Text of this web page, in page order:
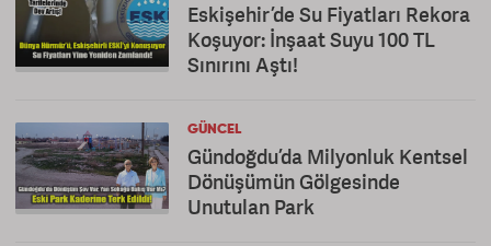
Eskişehir’de Su Fiyatları Rekora
Koşuyor: İnşaat Suyu 100 TL
Sınırını Aştı!
GÜNCEL
Gündoğdu’da Milyonluk Kentsel
Dönüşümün Gölgesinde
Unutulan Park